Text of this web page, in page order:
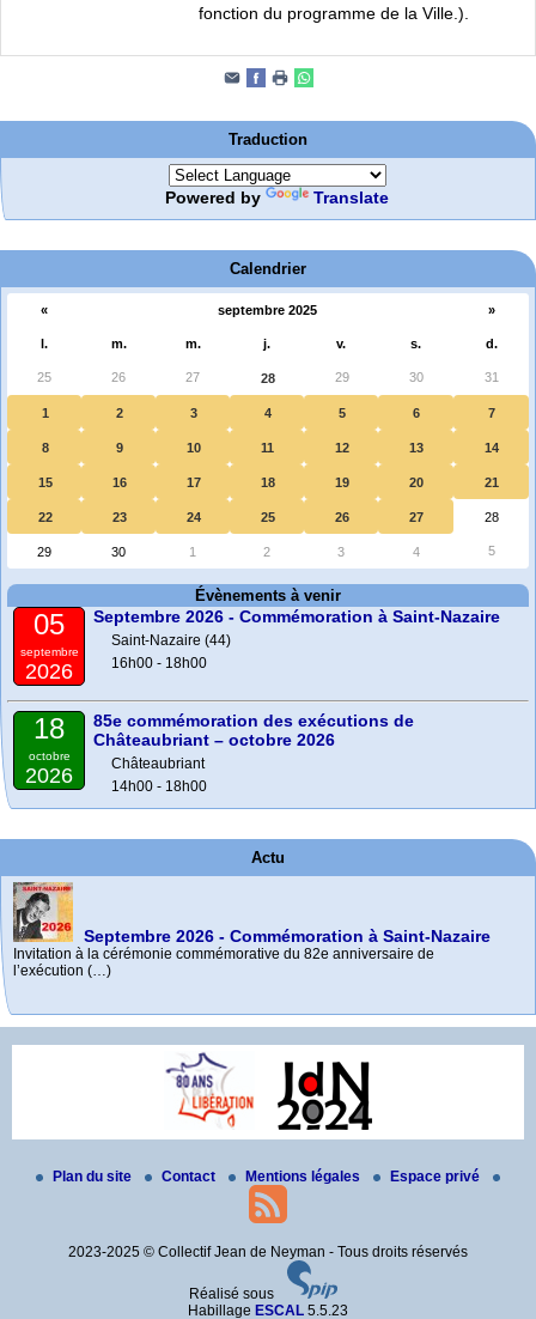
fonction du programme de la Ville.).
Traduction
Powered by Translate
Calendrier
« septembre 2025 »
l. m. m. j. v. s. d.
25 26 27 28 29 30 31
1 2 3 4 5 6 7
8 9 10 11 12 13 14
15 16 17 18 19 20 21
22 23 24 25 26 27 28
29 30 1 2 3 4 5
Évènements à venir
05
septembre
2026
Septembre 2026 - Commémoration à Saint-Nazaire
Saint-Nazaire (44)
16h00 - 18h00
18
octobre
2026
85e commémoration des exécutions de
Châteaubriant – octobre 2026
Châteaubriant
14h00 - 18h00
Actu
Septembre 2026 - Commémoration à Saint-Nazaire
Invitation à la cérémonie commémorative du 82e anniversaire de
l’exécution (…)
Palmarès C.N.R.D. 2025-2026
Bravo à toutes et tous, élèves et profs.
commémoration des exécutions de Châteaubriant
Toutes les informations à venir sur le site internet de l’Amicale (…)
Mai 2026 - Commémoration à La Baule-Escoublac
Rendez-vous devant la maison où Jean a enseigné, à La Baule-Escoublac
Plan du site Contact Mentions légales Espace privé
2023-2025 © Collectif Jean de Neyman - Tous droits réservés
Réalisé sous
Habillage ESCAL 5.5.23